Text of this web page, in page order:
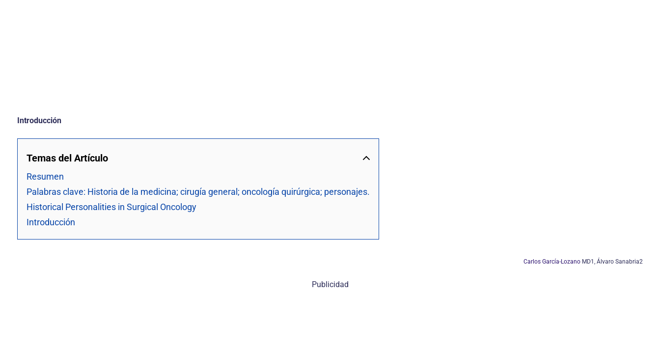
Introducción
Temas del Artículo
Resumen
Palabras clave: Historia de la medicina; cirugía general; oncología quirúrgica; personajes.
Historical Personalities in Surgical Oncology
Introducción
Carlos García-Lozano MD1, Álvaro Sanabria2
Publicidad